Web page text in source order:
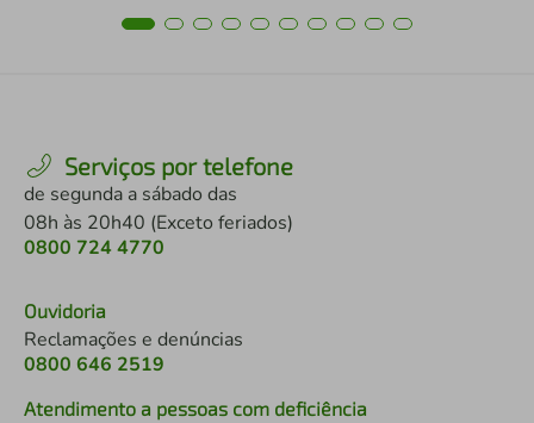
Serviços por telefone
de segunda a sábado das
08h às 20h40 (Exceto feriados)
0800 724 4770
Ouvidoria
Reclamações e denúncias
0800 646 2519
Atendimento a pessoas com deficiência